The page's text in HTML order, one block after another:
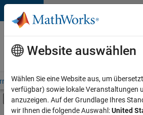
Weiter zum Inhalt
Karriere
bei
MathWorks
– Übersicht Stellensuche
Umschaltung für Off-
Hauptinhalt
Website auswählen
Wählen Sie eine Website aus, um
verfügbar) sowie lokale Veranstaltungen
anzuzeigen. Auf der Grundlage Ihres
wir Ihnen die folgende Auswahl:United